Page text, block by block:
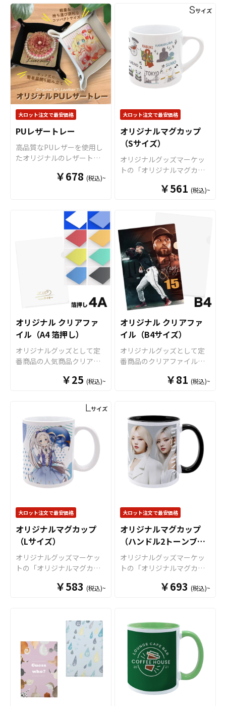
厚生省告示大370号に適合し
ておりますので、一般的な
食器として安心してご使用
いただけます。もちろん電
子レンジも問題なくご使用
いただけます。長期に渡り
安心してご使用いただける
商品です。 さらに、すべて
国内工場での印刷ですので
安心のクオリティで、自信
を持ってお届けできる商品
です。取扱いバリエーショ
ンは、定番のホワイトカラ
ーですとＳ・Ｍ・Ｌと3種類
のサイズのご用意がござい
まして、その他、持ち手と
内部に色が付いてツートン
グカップの作成が可能で
す。 お客様のアイディアや
ニーズに合わせたオリジナ
ルマグカップを製作いたし
ます。短納期、小ロットで
の対応も可能でございます
ので、ご相談ください。 お
客様はデザインをご入稿い
ただくだけでオリジナル商
品として販売していただく
ことが可能です。 ご使用上
の注意事項 ・金属タワシ、
ミガキ粉などの硬いもので
こすりますと、マグカップ
の表面に傷がつく恐れがあ
ナー、ガラスクリーナー、
と接触させますと、色落
ち、変色する恐れがありま
す。 ・直射日光の当たる場
所に長時間置きますと変色
する恐れがあります。 ・漂
白剤に長時間つけておきま
すと変色、色落ちする恐れ
があります ・高温のオーブ
ンに入れますとマグカップ
ります。
るマグカップが作成可能な2
トーンカラーのマグカップ
です。オリジナルグッズと
して、コンサートグッズ、
アーティストグッズ、キャ
ラクターグッズ、ノベルテ
ィー、お土産品など色々な
場面で活躍します。 特に
オリジナルグッズマーケッ
トのマグカップはオプショ
ンで上下いっぱいにプリン
トが可能な「ワイドプリン
ト」に対応可能ですので、
キャラクターを大きくプリ
ントするアニメグッズや、
販用グッズにも最適です。
厚生省告示大370号に適合し
ておりますので、一般的な
食器として安心してご使用
いただけます。もちろん電
子レンジも問題なくご使用
いただけます。長期に渡り
安心してご使用いただける
商品です。 さらに、すべて
国内工場での印刷ですので
を持ってお届けできる商品
です。取扱いバリエーショ
ンは、定番のホワイトカラ
ーですとＳ・Ｍ・Ｌと3種類
のサイズのご用意がござい
まして、その他、持ち手と
内部に色が付いてツートン
ンマグカップなど様々なマ
グカップの作成が可能で
す。 お客様のアイディアや
ニーズに合わせたオリジナ
ルマグカップを製作いたし
ます。短納期、小ロットで
の対応も可能でございます
ので、ご相談ください。 お
ただくだけでオリジナル商
品として販売していただく
ことが可能です。 ご使用上
の注意事項 ・金属タワシ、
ミガキ粉などの硬いもので
こすりますと、マグカップ
の表面に傷がつく恐れがあ
ナー、ガラスクリーナー、
ち、変色する恐れがありま
す。 ・直射日光の当たる場
所に長時間置きますと変色
する恐れがあります。 ・漂
白剤に長時間つけておきま
すと変色、色落ちする恐れ
があります ・高温のオーブ
ンに入れますとマグカップ
質のオフセット印刷で、写
色で仕上がります。超音波
圧着なので溶着部分にも印
刷でき、溶着部分も含めた
全面印刷が可能です。イラ
ストやロゴを大きく印刷し
てエンドユーザーにアピー
リジナル クリアファイルは
様々なシーンで活躍しま
す！例えば、会社・店舗情
報やメイン商材を印刷する
ことで、優秀な販促ツール
となります。キャラクター
グッズやノベルティ、企
トグッズはもちろん、学
てもご利用頂けます。 販売
に必要な資材も取り揃えて
おりますので、お客様には
デザインをご入稿いただく
だけでオリジナル商品とし
て販売していただくことが
できます。国内生産で小ロ
ットからの制作も承ってお
りますので、お気軽にご相
談ください。
大ロット注文で最安価格
PUレザートレー
高品質なPUレザーを使用し
たオリジナルのレザートレ
ているため折りたたみが可
計・鍵・印鑑・指輪などの
小物収納としてあらゆると
ころで大活躍します。アニ
メグッズやアーティストグ
ッズとしてはもちろん、販
促品・ノベルティアイテム
としてもオススメです。店
舗ロゴなどを印刷すること
でお店の陳列用ケースとし
てや、おしゃれなキャッシ
ュトレー/マネートレーとし
てもご利用いただけます。
販売に必要な資材も取り揃
えておりますので、お客様
にはデザインをご入稿いた
として販売していただくこ
ロットでの対応も可能です
のでご不明点がありました
らお気軽にご相談くださ
い。
￥678 (税込)~
大ロット注文で最安価格
オリジナルマグカップ
（Sサイズ）
オリジナルグッズマーケッ
トの「オリジナルマグカッ
なマグカップにいろんなデ
ントがよく映えるので、オ
リジナルグッズ製作におす
すめな商品です。 マグカ
ップは、オリジナルグッズ
として、コンサートグッ
ズ、アーティストグッズ、
キャラクターグッズ、ノベ
ルティー、お土産品など
色々な場面で活躍します。
特にオリジナルグッズマ
ーケットのマグカップはオ
プションで上下いっぱいに
プリントが可能な「ワイド
プリント」に対応可能です
くプリントするアニメグッ
です。 オリジナルグッズマ
ーケットの「オリジナルマ
グカップ（Sサイズ）」は、
食品衛生法による厚生省告
示大370号に適合しておりま
すので、一般的な食器とし
て安心してご使用いただけ
ます。もちろん電子レンジ
ます。長期に渡り安心して
ご使用いただける商品で
す。 さらに、すべて国内工
場での印刷ですので安心の
クオリティで、自信を持っ
てお届けできる商品です。
取扱いバリエーションは、
定番のホワイトカラーです
とＳ・Ｍ・Ｌと3種類のサイ
に色が付いてツートンカラ
ーとなっているツートンマ
グカップなど様々なマグカ
ップの作成が可能です。 お
客様のアイディアやニーズ
に合わせたオリジナルマグ
カップを製作いたします。
￥561 (税込)~
オリジナル クリアファ
イル（A4 箔押し）
オリジナルグッズとして定
番商品の人気商品クリアフ
マーケットのクリアファイ
プロピレン製）の丈夫なク
リアファイルを使用し、高
級感たっぷりな箔押しプリ
ントで、オリジナルクリア
ファイルをお作りいたしま
す。 無地のクリアファイル
本体は7色をご用意、プリン
ト部分は17色の箔から組み
合わせをご自由にお選びい
ファイルは、ワンポイント
でデザインすることで高級
感や特別感を演出できます
ので、イベントで配布する
販促ツールやノベルティグ
ッズとしてもおススメで
す。例えば、会社・店舗情
報やメイン商材を印刷する
ことで、優秀な販促ツール
もちろん、学校・病院・ク
ラブチームなどのオリジナ
ルグッズとしてもご利用い
ただけます。 販売に必要な
資材も取り揃えております
ので、お客様にはデザイン
をご入稿いただくだけでオ
￥25 (税込)~
オリジナル クリアファ
イル（B4サイズ）
オリジナルグッズとして定
番商品のクリアファイル。
トのクリアファイルは厚み
クリアファイルです。 高品
質のオフセット印刷で、写
真やイラストも鮮やかな発
色で仕上がります。超音波
圧着なので溶着部分にも印
刷でき、溶着部分も含めた
全面印刷が可能です。イラ
ストやロゴを大きく印刷し
ルすることが出来ます。 オ
リジナル クリアファイルは
様々なシーンで活躍しま
す！例えば、会社・店舗情
報やメイン商材を印刷する
ことで、優秀な販促ツール
となります。キャラクター
グッズやノベルティ、企
業・観光地PR、アーティス
どのオリジナルグッズとし
てもご利用頂けます。 販売
に必要な資材も取り揃えて
おりますので、お客様には
デザインをご入稿いただく
だけでオリジナル商品とし
て販売していただくことが
￥81 (税込)~
大ロット注文で最安価格
オリジナルマグカップ
（Lサイズ）
オリジナルグッズマーケッ
トの「オリジナルマグカッ
なマグカップにいろんなデ
プリントがよく映えるの
で、オリジナルグッズ製作
におすすめな商品です。
マグカップは、オリジナル
グッズとして、コンサート
グッズ、アーティストグッ
ズ、キャラクターグッズ、
ノベルティー、お土産品な
￥583 (税込)~
大ロット注文で最安価格
オリジナルマグカップ
（ハンドル2トーンブラ
ック）
オリジナルグッズマーケッ
トの「オリジナルマグカッ
プ）」は、 デザインの色と
トーンカラーのマグカップ
です。オリジナルグッズと
して、コンサートグッズ、
アーティストグッズ、キャ
ラクターグッズ、ノベルテ
ィー、お土産品など色々な
場面で活躍します。 特に
オリジナルグッズマーケッ
￥693 (税込)~